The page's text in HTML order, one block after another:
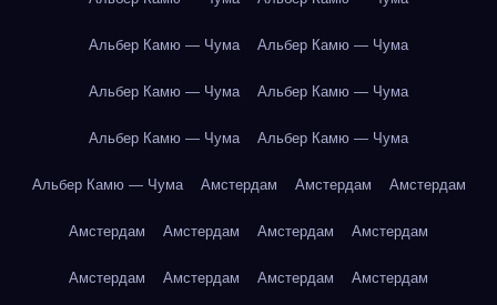
Альбер Камю — Чума Альбер Камю — Чума
Альбер Камю — Чума Альбер Камю — Чума
Альбер Камю — Чума Альбер Камю — Чума
Альбер Камю — Чума Амстердам Амстердам Амстердам
Амстердам Амстердам Амстердам Амстердам
Амстердам Амстердам Амстердам Амстердам